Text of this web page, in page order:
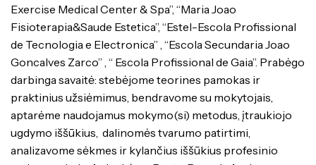
Exercise Medical Center & Spa”, “Maria Joao
Fisioterapia&Saude Estetica”, “Estel-Escola Profissional
de Tecnologia e Electronica” , “Escola Secundaria Joao
Goncalves Zarco” , “ Escola Profissional de Gaia”. Prabėgo
darbinga savaitė: stebėjome teorines pamokas ir
praktinius užsiėmimus, bendravome su mokytojais,
aptarėme naudojamus mokymo(si) metodus, įtraukiojo
ugdymo iššūkius, dalinomės tvarumo patirtimi,
analizavome sėkmes ir kylančius iššūkius profesinio